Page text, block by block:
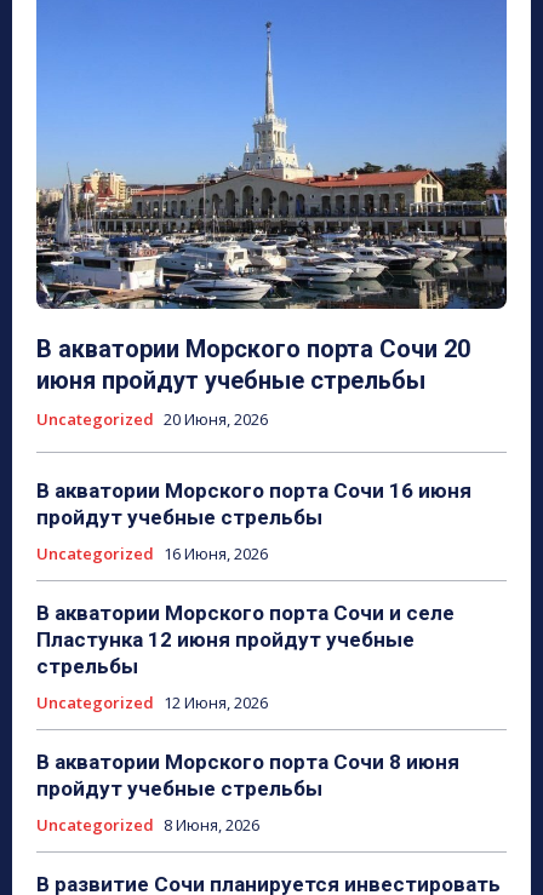
В акватории Морского порта Сочи 20
июня пройдут учебные стрельбы
Uncategorized 20 Июня, 2026
В акватории Морского порта Сочи 16 июня
пройдут учебные стрельбы
Uncategorized 16 Июня, 2026
В акватории Морского порта Сочи и селе
Пластунка 12 июня пройдут учебные
стрельбы
Uncategorized 12 Июня, 2026
В акватории Морского порта Сочи 8 июня
пройдут учебные стрельбы
Uncategorized 8 Июня, 2026
В развитие Сочи планируется инвестировать